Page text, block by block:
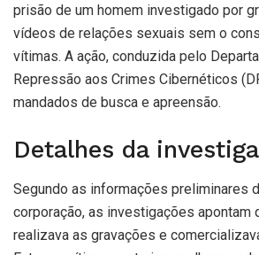
prisão de um homem investigado por
vídeos de relações sexuais sem o
vítimas. A ação, conduzida pelo
Repressão aos Crimes Cibernéticos
mandados de busca e apreensão.
Detalhes da
Segundo as informações preliminares
corporação, as investigações apontam
realizava as gravações e